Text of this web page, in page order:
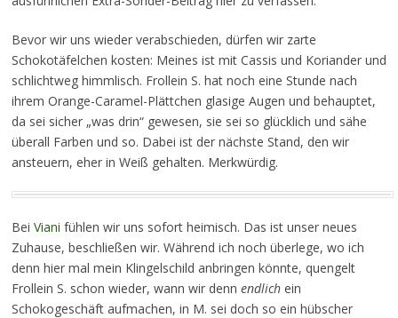
Bevor wir uns wieder verabschieden, dürfen wir zarte
Schokotäfelchen kosten: Meines ist mit Cassis und Koriander und
schlichtweg himmlisch. Frollein S. hat noch eine Stunde nach
ihrem Orange-Caramel-Plättchen glasige Augen und behauptet,
da sei sicher „was drin“ gewesen, sie sei so glücklich und sähe
überall Farben und so. Dabei ist der nächste Stand, den wir
ansteuern, eher in Weiß gehalten. Merkwürdig.
Bei Viani fühlen wir uns sofort heimisch. Das ist unser neues
Zuhause, beschließen wir. Während ich noch überlege, wo ich
denn hier mal mein Klingelschild anbringen könnte, quengelt
Frollein S. schon wieder, wann wir denn endlichein
Schokogeschäft aufmachen, in M. sei doch so ein hübscher